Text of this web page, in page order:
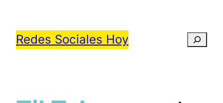
contenido
Redes Sociales Hoy